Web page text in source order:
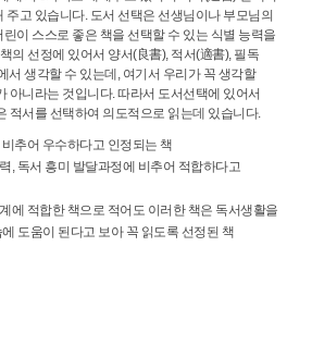
주고 있습니다. 도서 선택은 선생님이나 부모님의
이 스스로 좋은 책을 선택할 수 있는 식별 능력을
의 선정에 있어서 양서(良書), 적서(適書), 필독
서 생각할 수 있는데, 여기서 우리가 꼭 생각할
아니라는 것입니다. 따라서 도서선택에 있어서
적서를 선택하여 의도적으로 읽는데 있습니다.
추어 우수하다고 인정되는 책
, 독서 흥미 발달과정에 비추어 적합하다고
에 적합한 책으로 적어도 이러한 책은 독서생활을
도움이 된다고 보아 꼭 읽도록 선정된 책